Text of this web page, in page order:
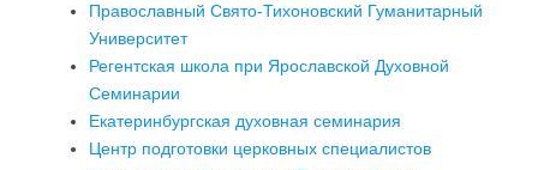
Православный Свято-Тихоновский Гуманитарный
Университет
Регентская школа при Ярославской Духовной
Семинарии
Екатеринбургская духовная семинария
Центр подготовки церковных специалистов